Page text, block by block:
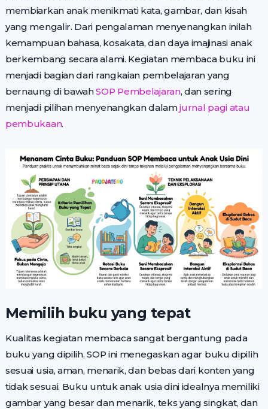
membiarkan anak menikmati kata, gambar, dan kisah
yang mengalir. Dari pengalaman menyenangkan inilah
kemampuan bahasa, kosakata, dan daya imajinasi anak
berkembang secara alami. Kegiatan membaca buku ini
menjadi bagian dari rangkaian pembelajaran yang
bernaung di bawahSOP Pembelajaran, dan sering
menjadi pilihan menyenangkan dalamjurnal pagi atau
pembukaan.
Memilih buku yang tepat
Kualitas kegiatan membaca sangat bergantung pada
buku yang dipilih. SOP ini menegaskan agar buku dipilih
sesuai usia, aman, menarik, dan bebas dari konten yang
tidak sesuai. Buku untuk anak usia dini idealnya memiliki
gambar yang besar dan menarik, teks yang singkat, dan